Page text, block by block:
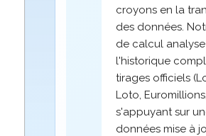
croyons en la
des données.
de calcul analyse
l'historique
tirages officiels
Loto,
s'appuyant sur
données mise à